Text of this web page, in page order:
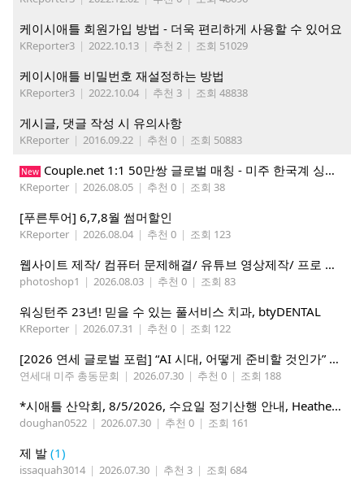
케이시애틀 회원가입 방법 - 더욱 편리하게 사용할 수 있어요
KReporter3 | 2022.10.13 | 추천 2 | 조회 51029
케이시애틀 비밀번호 재설정하는 방법
KReporter3 | 2022.10.04 | 추천 3 | 조회 48838
게시글, 댓글 작성 시 유의사항
KReporter | 2016.09.22 | 추천 0 | 조회 50883
New Couple.net 1:1 50만쌍 글로벌 매칭 - 미주 한국계 싱글들 모이세요
KReporter | 2026.08.05 | 추천 0 | 조회 38
[푸른투어] 6,7,8월 썸머할인
KReporter | 2026.08.04 | 추천 0 | 조회 123
웹사이트 제작/ 컴퓨터 문제해결/ 유튜브 영상제작/ 프로 사진촬영
photoshop1 | 2026.08.03 | 추천 0 | 조회 83
워싱턴주 23년! 믿을 수 있는 풀서비스 치과, btyDENTAL
KReporter | 2026.07.31 | 추천 0 | 조회 122
[2026 연세 글로벌 포럼] “AI 시대, 어떻게 준비할 것인가” 8월 7-10일 벨뷰 개최
연세대 미주 총동문회 | 2026.07.30 | 추천 0 | 조회 188
*시애틀 산악회, 8/5/2026, 수요일 정기산행 안내, Heather Lake*
doughan0522 | 2026.07.30 | 추천 0 | 조회 161
제 발 (1)
issaquah3014 | 2026.07.30 | 추천 3 | 조회 684